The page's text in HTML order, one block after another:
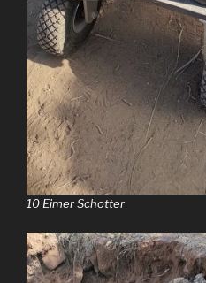
10 Eimer Schotter